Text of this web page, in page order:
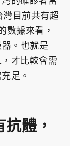
目前共有超
數據來看，
。也就是
才比較會需
足。
體，